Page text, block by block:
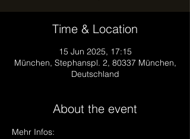
Time & Location
15 Jun 2025, 17:15
München, Stephanspl. 2, 80337 München,
Deutschland
About the event
Mehr Infos: